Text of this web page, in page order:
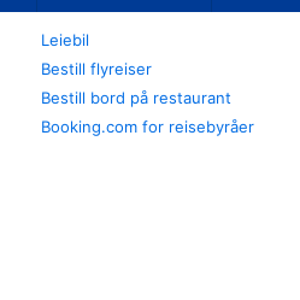
Leiebil
Bestill flyreiser
Bestill bord på restaurant
Booking.com for reisebyråer